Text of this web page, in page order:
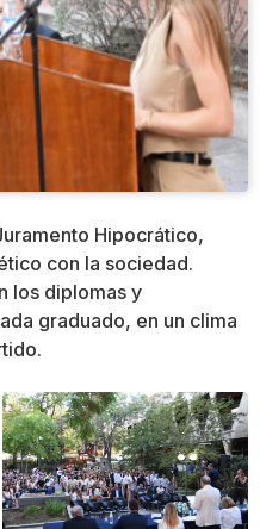
Hipocrático,
con la sociedad.
los diplomas y
graduado, en un clima